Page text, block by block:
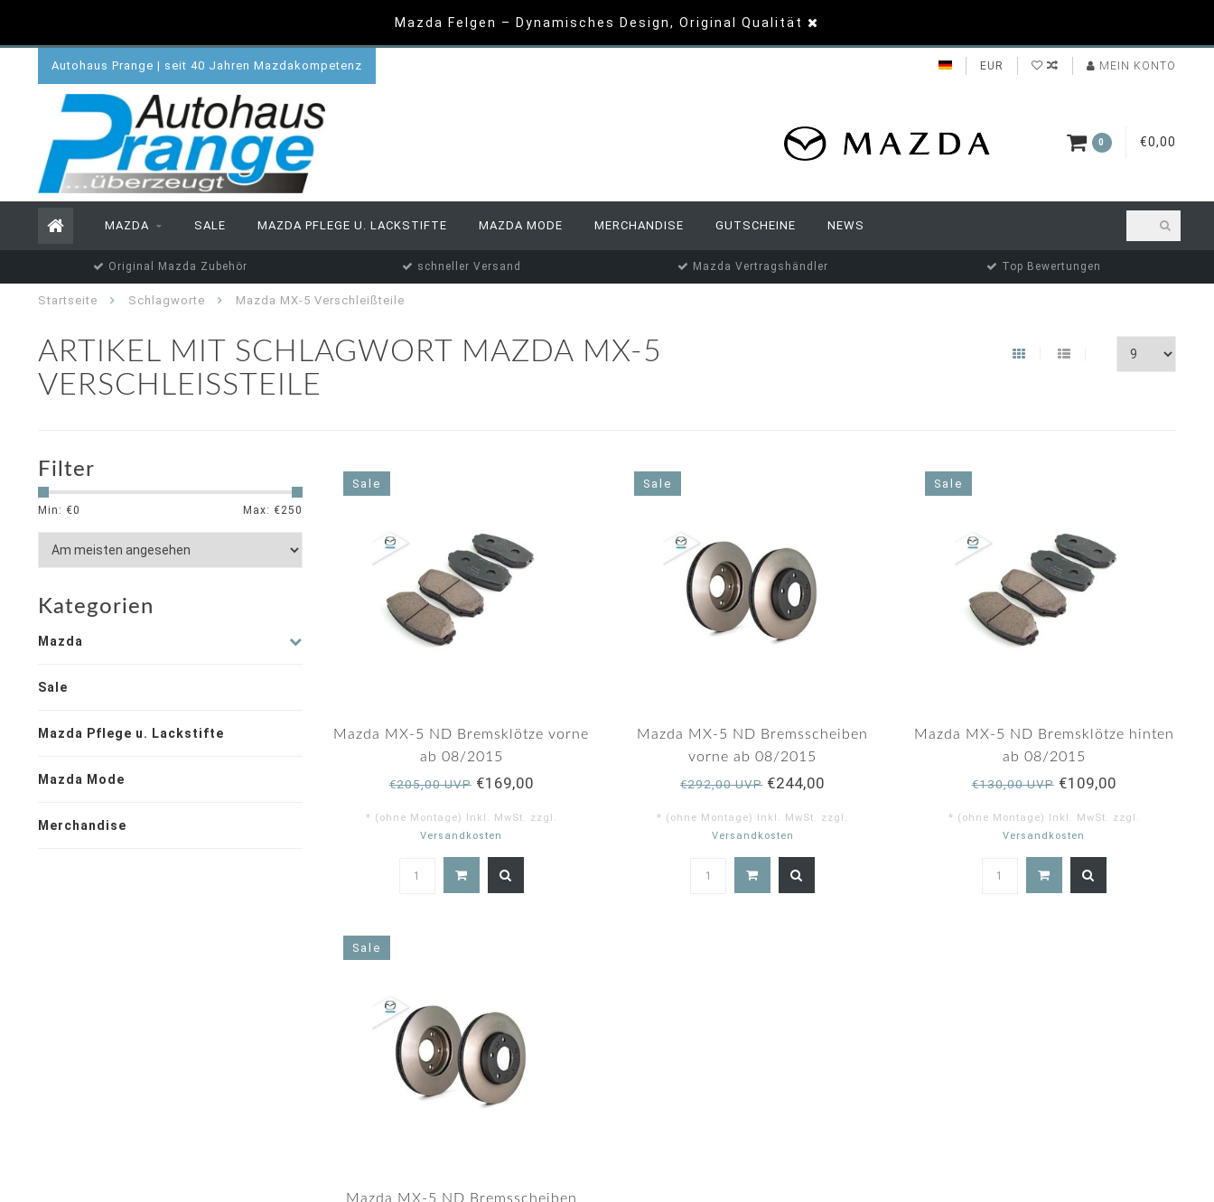
Mazda Felgen – Dynamisches Design, Original Qualität
Autohaus Prange | seit 40 Jahren Mazdakompetenz EUR MEIN KONTO
0 €0,00
MAZDA SALE MAZDA PFLEGE U. LACKSTIFTE MAZDA MODE MERCHANDISE GUTSCHEINE NEWS
Original Mazda Zubehör schneller Versand Mazda Vertragshändler Top Bewertungen
Startseite Schlagworte Mazda MX-5 Verschleißteile
ARTIKEL MIT SCHLAGWORT MAZDA MX-5
VERSCHLEISSTEILE
Filter
Min: €0 Max: €250
Kategorien
Mazda
Sale
Mazda Pflege u. Lackstifte
Mazda Mode
Merchandise
Sale
Mazda MX-5 ND Bremsklötze vorne
ab 08/2015
€205,00 UVP€169,00
* (ohne Montage) Inkl. MwSt. zzgl.
Versandkosten
Sale
Mazda MX-5 ND Bremsscheiben
vorne ab 08/2015
€292,00 UVP€244,00
* (ohne Montage) Inkl. MwSt. zzgl.
Versandkosten
Sale
Mazda MX-5 ND Bremsklötze hinten
ab 08/2015
€130,00 UVP€109,00
* (ohne Montage) Inkl. MwSt. zzgl.
Versandkosten
Sale
Mazda MX-5 ND Bremsscheiben